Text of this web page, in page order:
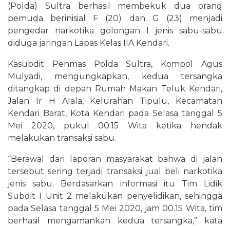
(Polda) Sultra berhasil membekuk dua orang
pemuda berinisial F (20) dan G (23) menjadi
pengedar narkotika golongan I jenis sabu-sabu
diduga jaringan Lapas Kelas IIA Kendari.
Kasubdit Penmas Polda Sultra, Kompol Agus
Mulyadi, mengungkapkan, kedua tersangka
ditangkap di depan Rumah Makan Teluk Kendari,
Jalan Ir H Alala, Kelurahan Tipulu, Kecamatan
Kendari Barat, Kota Kendari pada Selasa tanggal 5
Mei 2020, pukul 00.15 Wita ketika hendak
melakukan transaksi sabu.
“Berawal dari laporan masyarakat bahwa di jalan
tersebut sering terjadi transaksi jual beli narkotika
jenis sabu. Berdasarkan informasi itu Tim Lidik
Subdit I Unit 2 melakukan penyelidikan, sehingga
pada Selasa tanggal 5 Mei 2020, jam 00.15 Wita, tim
berhasil mengamankan kedua tersangka,” kata